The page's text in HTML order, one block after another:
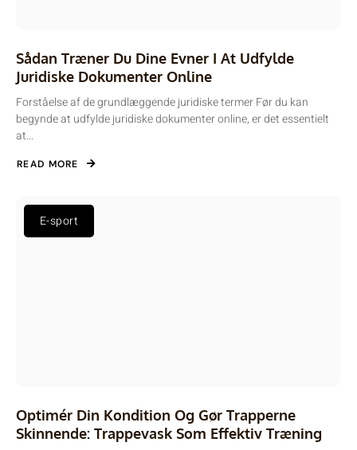
Sådan Træner Du Dine Evner I At Udfylde
Juridiske Dokumenter Online
Forståelse af de grundlæggende juridiske termer Før du kan
begynde at udfylde juridiske dokumenter online, er det essentielt
at...
READ MORE
E-sport
Optimér Din Kondition Og Gør Trapperne
Skinnende: Trappevask Som Effektiv Træning